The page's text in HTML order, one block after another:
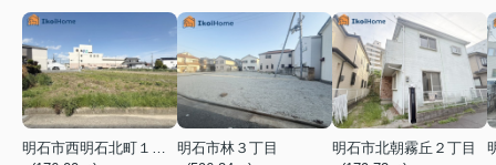
明石市林３丁目
明石市北朝霧丘２丁目